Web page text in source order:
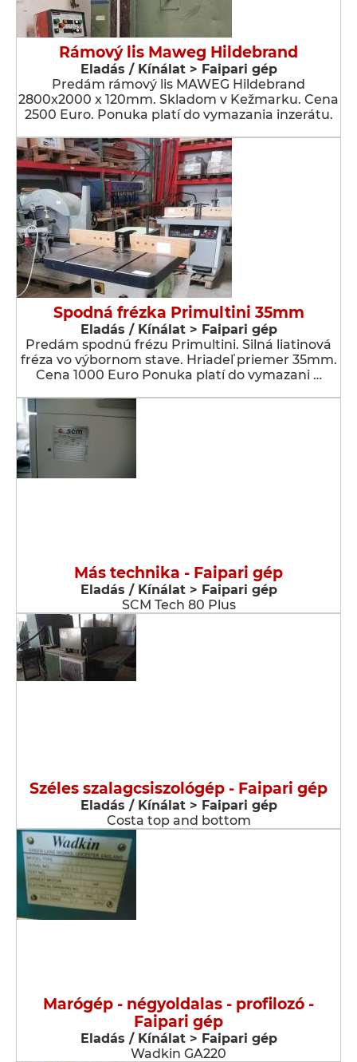
Rámový lis Maweg Hildebrand
Eladás / Kínálat > Faipari gép
Predám rámový lis MAWEG Hildebrand
2800x2000 x 120mm. Skladom v Kežmarku. Cena
2500 Euro. Ponuka platí do vymazania inzerátu.
Spodná frézka Primultini 35mm
Eladás / Kínálat > Faipari gép
Predám spodnú frézu Primultini. Silná liatinová
fréza vo výbornom stave. Hriadeľ priemer 35mm.
Cena 1000 Euro Ponuka platí do vymazani …
Más technika - Faipari gép
Eladás / Kínálat > Faipari gép
SCM Tech 80 Plus
Széles szalagcsiszológép - Faipari gép
Eladás / Kínálat > Faipari gép
Costa top and bottom
Marógép - négyoldalas - profilozó -
Faipari gép
Eladás / Kínálat > Faipari gép
Wadkin GA220